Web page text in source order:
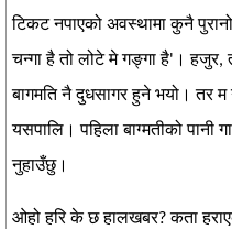
टिकट नपाएको अवस्थामा कुनै
चन्गा है तो लोटे मे गङ्गा है'। हजुर,
बागमति नै दुधसागर हुने भयो। तर म
यसपालि। पहिला बाग्मतीको पानी
नुहाउँछु।
ओहो हरि के छ हालखबर? कता